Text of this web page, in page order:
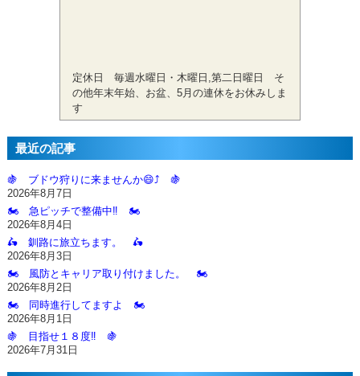
定休日 毎週水曜日・木曜日,第二日曜日 そ
の他年末年始、お盆、5月の連休をお休みしま
す
最近の記事
🍇 ブドウ狩りに来ませんか😄⤴️ 🍇
2026年8月7日
🏍️ 急ピッチで整備中‼️ 🏍️
2026年8月4日
🛵 釧路に旅立ちます。 🛵
2026年8月3日
🏍️ 風防とキャリア取り付けました。 🏍️
2026年8月2日
🏍️ 同時進行してますよ 🏍️
2026年8月1日
🍇 目指せ１８度‼️ 🍇
2026年7月31日